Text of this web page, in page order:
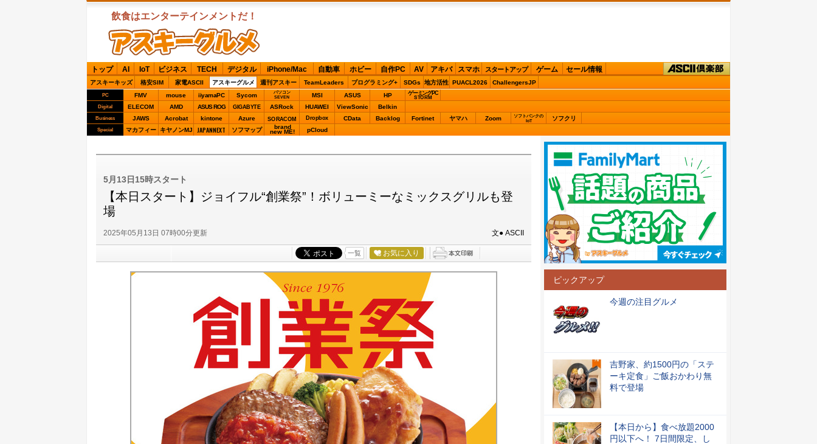
飲食はエンターテインメントだ！
ASCIIグルメ
トップ AI IoT ビジネス TECH デジタル iPhone/Mac 自動車 ホビー 自作PC AV アキバ スマホ スタートアップ ゲーム セール情報
アスキーキッズ 格安SIM 家電ASCII アスキーグルメ 週刊アスキー TeamLeaders プログラミング+ SDGs 地方活性 PUACL2026 ChallengersJP
PC FMV mouse iiyamaPC Sycom
パソコン
SEVEN
MSI ASUS HP ゲーミングPC
STORM
Digital ELECOM AMD ASUS ROG GIGABYTE ASRock HUAWEI ViewSonic Belkin
Business JAWS Acrobat kintone Azure SORACOM Dropbox CData Backlog Fortinet ヤマハ Zoom
ソフトバンクの
IoT
ソフクリ
Special マカフィー キヤノンMJ JAPANNEXT ソフマップ brand
new ME! pCloud
5月13日15時スタート
【本日スタート】ジョイフル“創業祭”！ボリューミーなミックスグリルも登
場
2025年05月13日 07時00分更新 文● ASCII
一覧 お気に入り
ピックアップ
今週の注目グルメ
吉野家、約1500円の「ステ
ーキ定食」ご飯おかわり無
料で登場
【本日から】食べ放題2000
円以下へ！ 7日間限定、し